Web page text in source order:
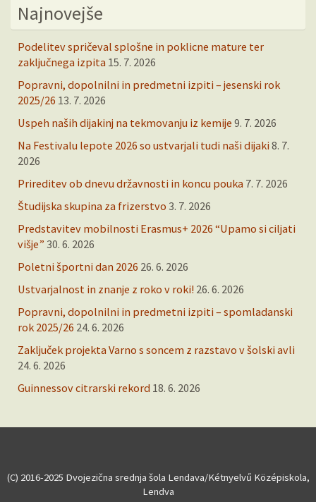
Najnovejše
Podelitev spričeval splošne in poklicne mature ter
zaključnega izpita 15. 7. 2026
Popravni, dopolnilni in predmetni izpiti – jesenski rok
2025/26 13. 7. 2026
Uspeh naših dijakinj na tekmovanju iz kemije 9. 7. 2026
Na Festivalu lepote 2026 so ustvarjali tudi naši dijaki 8. 7.
2026
Prireditev ob dnevu državnosti in koncu pouka 7. 7. 2026
Študijska skupina za frizerstvo 3. 7. 2026
Predstavitev mobilnosti Erasmus+ 2026 “Upamo si ciljati
višje” 30. 6. 2026
Poletni športni dan 2026 26. 6. 2026
Ustvarjalnost in znanje z roko v roki! 26. 6. 2026
Popravni, dopolnilni in predmetni izpiti – spomladanski
rok 2025/26 24. 6. 2026
Zaključek projekta Varno s soncem z razstavo v šolski avli
24. 6. 2026
Guinnessov citrarski rekord 18. 6. 2026
(C) 2016-2025 Dvojezična srednja šola Lendava/Kétnyelvű Középiskola,
Lendva